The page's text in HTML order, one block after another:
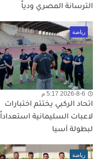
الترسانة المصري ودياً
رياضة
2026-8-6 5:17 م
اتحاد الركبي يختتم اختبارات
لاعبات السليمانية استعداداً
لبطولة آسيا
رياضة